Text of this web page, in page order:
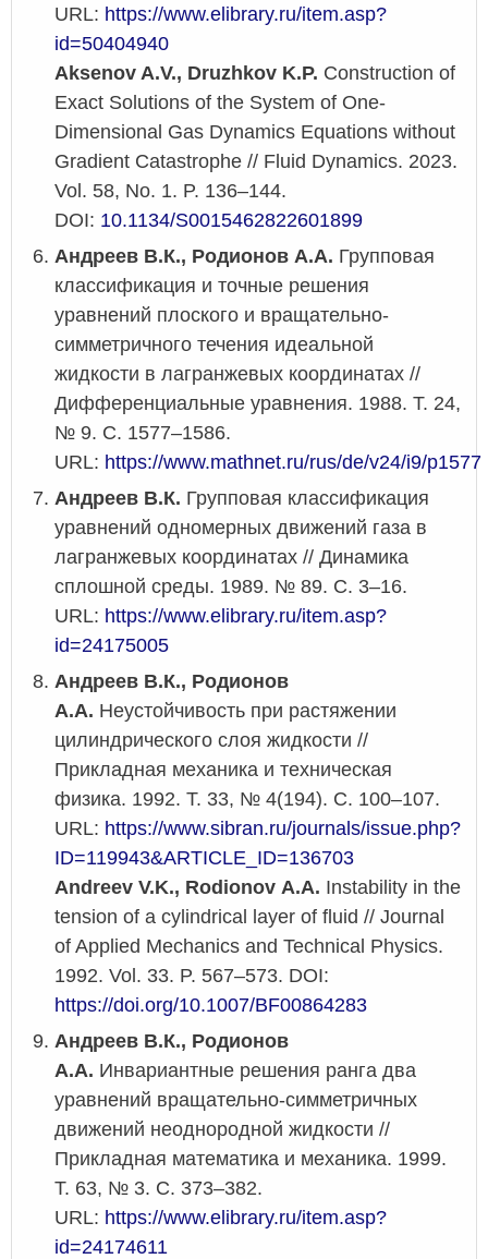
URL: https://www.elibrary.ru/item.asp?
id=50404940
Aksenov A.V., Druzhkov K.P. Construction of
Exact Solutions of the System of One-
Dimensional Gas Dynamics Equations without
Gradient Catastrophe // Fluid Dynamics. 2023.
Vol. 58, No. 1. P. 136–144.
DOI: 10.1134/S0015462822601899
Андреев В.К., Родионов А.А. Групповая
классификация и точные решения
уравнений плоского и вращательно-
симметричного течения идеальной
жидкости в лагранжевых координатах //
Дифференциальные уравнения. 1988. Т. 24,
№ 9. С. 1577–1586.
URL: https://www.mathnet.ru/rus/de/v24/i9/p1577
Андреев В.К. Групповая классификация
уравнений одномерных движений газа в
лагранжевых координатах // Динамика
сплошной среды. 1989. № 89. С. 3–16.
URL: https://www.elibrary.ru/item.asp?
id=24175005
Андреев В.К., Родионов
А.А. Неустойчивость при растяжении
цилиндрического слоя жидкости //
Прикладная механика и техническая
физика. 1992. Т. 33, № 4(194). С. 100–107.
URL: https://www.sibran.ru/journals/issue.php?
ID=119943&ARTICLE_ID=136703
Andreev V.K., Rodionov A.A. Instability in the
tension of a cylindrical layer of fluid // Journal
of Applied Mechanics and Technical Physics.
1992. Vol. 33. P. 567–573. DOI:
https://doi.org/10.1007/BF00864283
Андреев В.К., Родионов
А.А. Инвариантные решения ранга два
уравнений вращательно-симметричных
движений неоднородной жидкости //
Прикладная математика и механика. 1999.
Т. 63, № 3. С. 373–382.
URL: https://www.elibrary.ru/item.asp?
id=24174611